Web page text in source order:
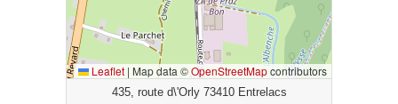
Leaflet | Map data ©OpenStreetMapcontributors
435, route d\'Orly 73410 Entrelacs